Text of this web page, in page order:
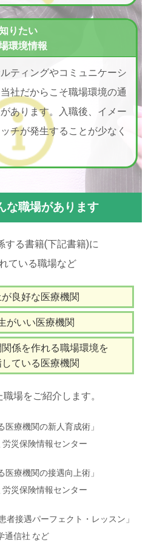
りたい
環境情報
ティングやコミュニケーシ
社だからこそ職場環境の通
あります。入職後、イメー
チが発生することが少なく
な職場があります
する書籍(下記書籍)に
ている職場など
良好な医療機関
がいい医療機関
係を作れる職場環境を
ている医療機関
場をご紹介します。
医療機関の新人育成術」
災保険情報センター
医療機関の接遇向上術」
災保険情報センター
者接遇パーフェクト・レッスン」
通信社 など